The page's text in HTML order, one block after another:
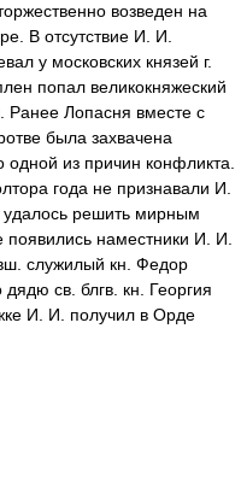
возведен на
В отсутствие И. И.
у московских князей г.
попал великокняжеский
Ранее Лопасня вместе с
была захвачена
одной из причин конфликта.
года не признавали И.
удалось решить мирным
появились наместники И. И.
служилый кн. Федор
св. блгв. кн. Георгия
И. И. получил в Орде